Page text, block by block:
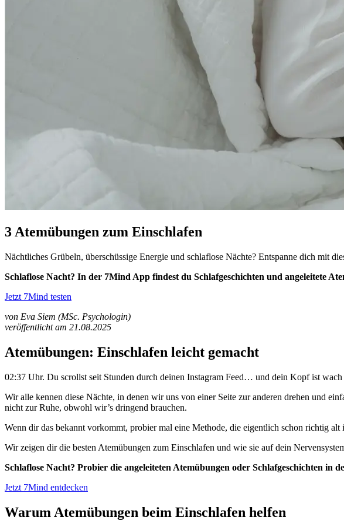
3 Atemübungen zum Einschlafen
Nächtliches Grübeln, überschüssige Energie und schlaflose Nächte? Entspanne dich mit
Schlaflose Nacht? In der 7Mind App findest du Schlafgeschichten und angeleitete
Jetzt 7Mind testen
von Eva Siem (MSc. Psychologin)
veröffentlicht am 21.08.2025
Atemübungen: Einschlafen leicht gemacht
02:37 Uhr. Du scrollst seit Stunden durch deinen Instagram Feed… und dein Kopf ist
Wir alle kennen diese Nächte, in denen wir uns von einer Seite zur anderen drehen und
nicht zur Ruhe, obwohl wir’s dringend brauchen.
Wenn dir das bekannt vorkommt, probier mal eine Methode, die eigentlich schon richtig
Wir zeigen dir die besten Atemübungen zum Einschlafen und wie sie auf dein
Schlaflose Nacht? Probier die angeleiteten Atemübungen oder Schlafgeschichten in
Jetzt 7Mind entdecken
Warum Atemübungen beim Einschlafen helfen